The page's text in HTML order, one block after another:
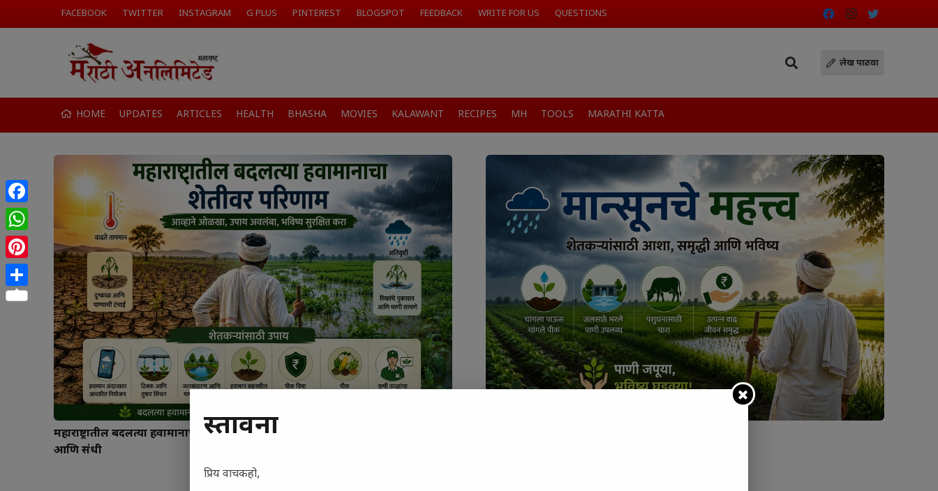
FACEBOOK TWITTER INSTAGRAM G PLUS PINTEREST BLOGSPOT FEEDBACK WRITE FOR US QUESTIONS
लेख पाठवा
HOME UPDATES ARTICLES HEALTH BHASHA MOVIES KALAWANT RECIPES MH TOOLS MARATHI KATTA
महाराष्ट्रातील बदलत्या हवामानाचा शेतीवर वाढता परिणाम: शेतकऱ्यांसमोरील नवीन आव्हाने
आणि संधी
Facebook
WhatsApp
Pinterest
Share
प्रस्तावना
प्रिय वाचकहो,